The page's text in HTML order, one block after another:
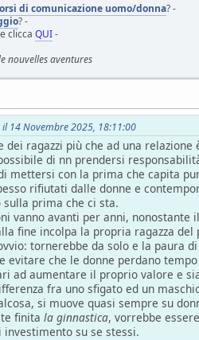
di comunicazione uomo/donna? -
? -
clicca QUI-
nouvelles aventures
il 14 Novembre 2025, 18:11:00
dei ragazzi più che ad una
di nn prendersi
mettersi con la prima che capita
rifiutati dalle donne e
prima che ci sta.
vanno avanti per anni,
fine incolpa la propria ragazza
tornerebbe da solo e la paura
evitare che le donne perdano
ad aumentare il proprio valore e
fra uno sfigato ed un
si muove quasi sempre su
finita la ginnastica, vorrebbe
su se stessi.